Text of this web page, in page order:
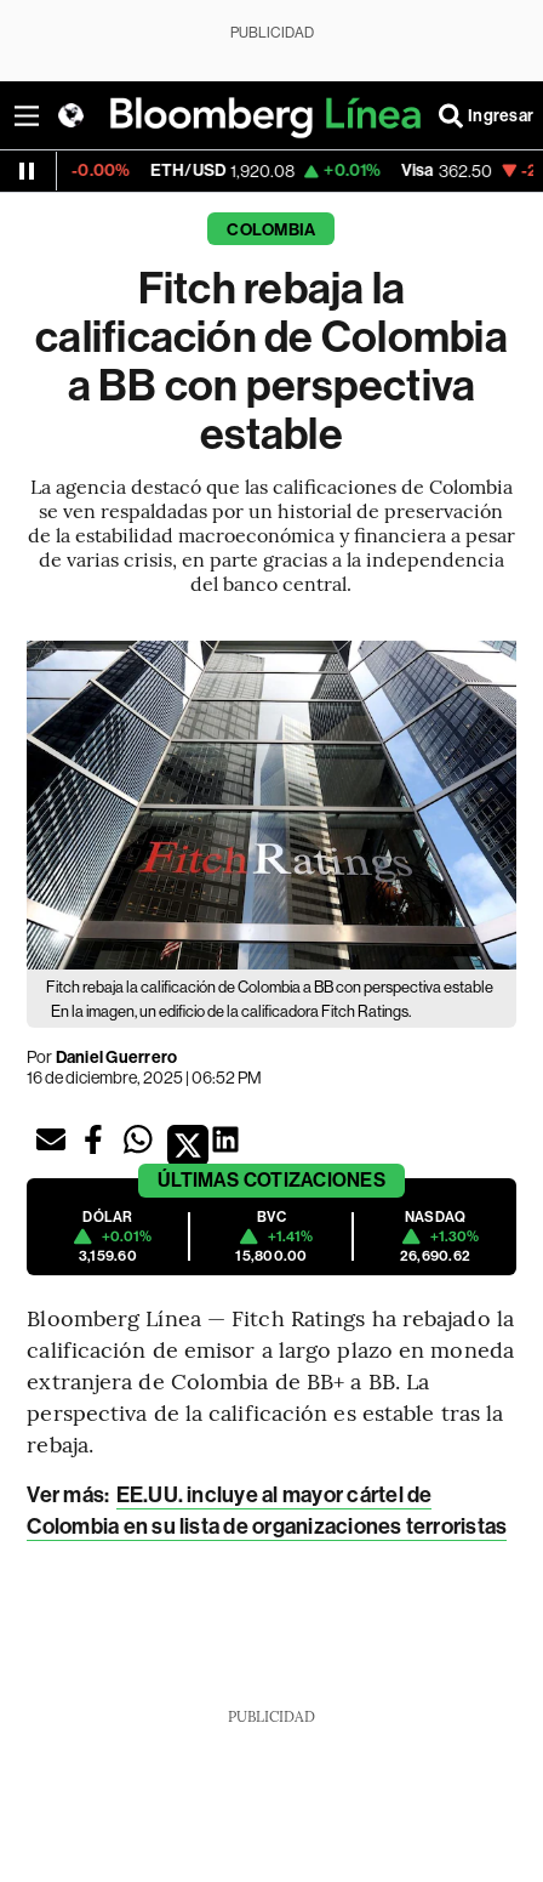
PUBLICIDAD
Ingresar
ETH/USD 1,920.08 +0.01% Visa 362.50 -2.15%
COLOMBIA
Fitch rebaja la
calificación de Colombia
a BB con perspectiva
estable
La agencia destacó que las calificaciones de Colombia
se ven respaldadas por un historial de preservación
de la estabilidad macroeconómica y financiera a pesar
de varias crisis, en parte gracias a la independencia
del banco central.
Fitch rebaja la calificación de Colombia a BB con perspectiva estable
En la imagen, un edificio de la calificadora Fitch Ratings.
PorDaniel Guerrero
16 de diciembre, 2025 | 06:52 PM
ÚLTIMAS COTIZACIONES
DÓLAR
+0.01%
3,159.60
BVC
+1.41%
15,800.00
NASDAQ
+1.30%
26,690.62
Bloomberg Línea — Fitch Ratings ha rebajado la
calificación de emisor a largo plazo en moneda
extranjera de Colombia de BB+ a BB. La
perspectiva de la calificación es estable tras la
rebaja.
Ver más: EE.UU. incluye al mayor cártel de
Colombia en su lista de organizaciones terroristas
PUBLICIDAD